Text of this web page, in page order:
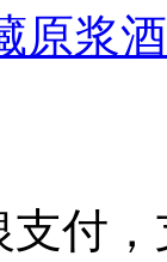
原浆
付